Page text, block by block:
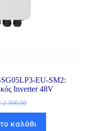
EU-SM2:
Inverter 48V
2.300,00
καλάθι